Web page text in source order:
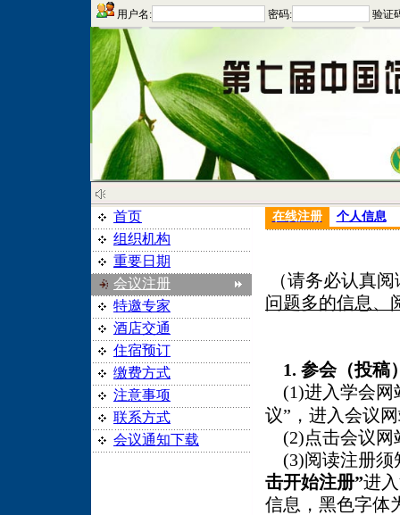
用户名: 密码: 验证
首页
组织机构
重要日期
会议注册
特邀专家
酒店交通
住宿预订
缴费方式
注意事项
联系方式
会议通知下载
在线注册 个人信息
（请务必认真
问题多的信息、
1. 参会（投稿
(1)进入学会网
议”，进入会议
(2)点击会议网
(3)阅读注册须
击开始注册”进
信息，黑色字体